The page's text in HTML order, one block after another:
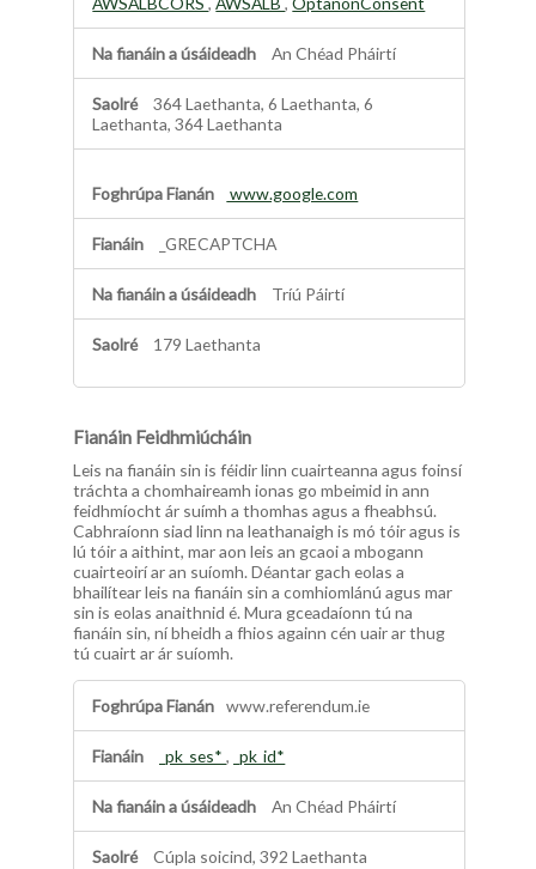
i
r
i
a
c
a
An Chéad Pháirtí
364 Laethanta, 6 Laethanta, 6
Laethanta, 364 Laethanta
www.google.com
_GRECAPTCHA
Tríú Páirtí
179 Laethanta
Fianáin Feidhmiúcháin
Leis na fianáin sin is féidir linn cuairteanna agus foinsí
tráchta a chomhaireamh ionas go mbeimid in ann
feidhmíocht ár suímh a thomhas agus a fheabhsú.
Cabhraíonn siad linn na leathanaigh is mó tóir agus is
lú tóir a aithint, mar aon leis an gcaoi a mbogann
cuairteoirí ar an suíomh. Déantar gach eolas a
bhailítear leis na fianáin sin a comhiomlánú agus mar
sin is eolas anaithnid é. Mura gceadaíonn tú na
fianáin sin, ní bheidh a fhios againn cén uair ar thug
tú cuairt ar ár suíomh.
a
á
www.referendum.ie
_pk_ses*, _pk_id*
An Chéad Pháirtí
Cúpla soicind, 392 Laethanta